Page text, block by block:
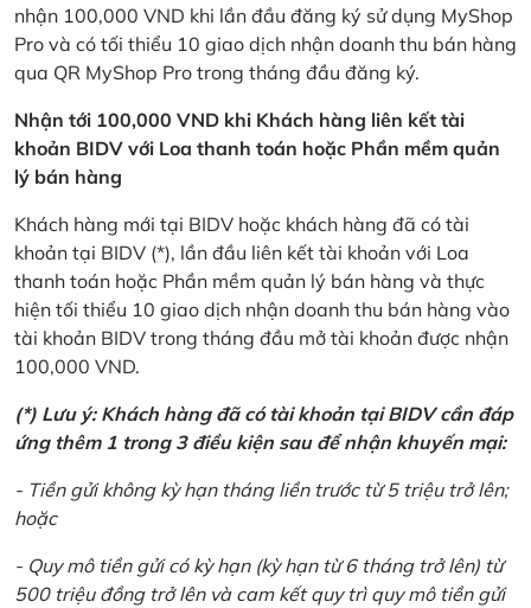
nhận 100,000 VND khi lần đầu đăng ký sử dụng MyShop
Pro và có tối thiểu 10 giao dịch nhận doanh thu bán hàng
qua QR MyShop Pro trong tháng đầu đăng ký.
Nhận tới 100,000 VND khi Khách hàng liên kết tài
khoản BIDV với Loa thanh toán hoặc Phần mềm quản
lý bán hàng
Khách hàng mới tại BIDV hoặc khách hàng đã có tài
khoản tại BIDV (*), lần đầu liên kết tài khoản với Loa
thanh toán hoặc Phần mềm quản lý bán hàng và thực
hiện tối thiểu 10 giao dịch nhận doanh thu bán hàng vào
tài khoản BIDV trong tháng đầu mở tài khoản được nhận
100,000 VND.
(*) Lưu ý: Khách hàng đã có tài khoản tại BIDV cần đáp
ứng thêm 1 trong 3 điều kiện sau để nhận khuyến mại:
- Tiền gửi không kỳ hạn tháng liền trước từ 5 triệu trở lên;
hoặc
- Quy mô tiền gửi có kỳ hạn (kỳ hạn từ 6 tháng trở lên) từ
500 triệu đồng trở lên và cam kết quy trì quy mô tiền gửi